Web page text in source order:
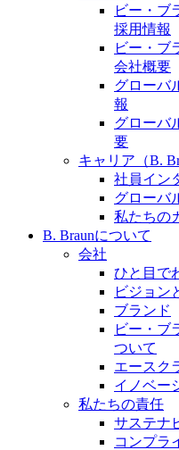
販売代理店さま向け
お問合せ先、価格情
ま向けの情報スペー
や治療法など「水
ができます。
お問合せ
お問合せフォームよ
ビー・ブ
採用情報
ビー・ブ
会社概要
グローバ
報
グローバ
要
キャリア（B.
社員イン
グローバ
私たちの
B. Braunについて
会社
ひと目で
ビジョン
ブランド
ビー・ブ
ついて
エースク
イノベー
私たちの責任
サステナ
コンプラ